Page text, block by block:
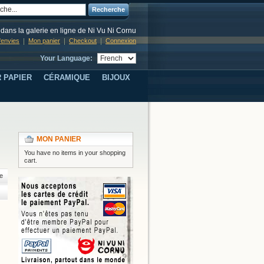
Recherche
la galerie en ligne de Ni Vu Ni Cornu
Mon panier Checkout Connexion
Your Language:
PAPIER CÉRAMIQUE BIJOUX
MON PANIER
You have no items in your shopping
cart.